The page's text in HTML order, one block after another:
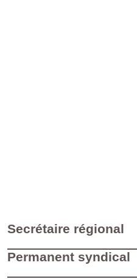
Secrétaire régional
Permanent syndical